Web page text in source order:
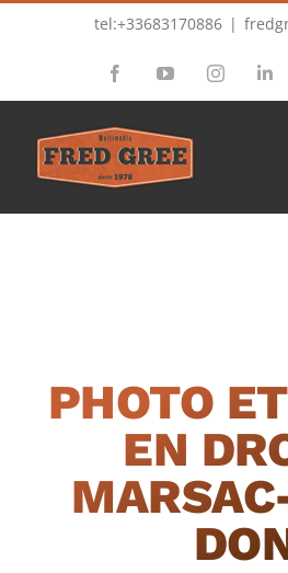
tel:+33683170886 |
FacebookYouTubeInstagram
PHOTO
EN